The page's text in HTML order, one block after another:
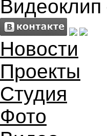
Новости
Проекты
Студия
Фото